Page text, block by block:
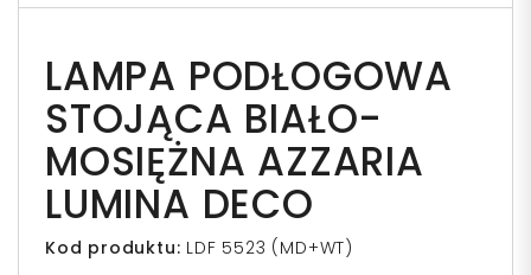
LAMPA PODŁOGOWA
STOJĄCA BIAŁO-
MOSIĘŻNA AZZARIA
LUMINA DECO
Kod produktu: LDF 5523 (MD+WT)